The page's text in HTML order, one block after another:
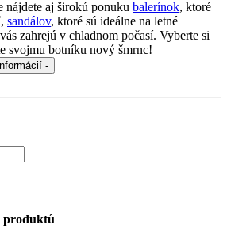
nájdete aj širokú ponuku balerínok, ktoré
sandálov, ktoré sú ideálne na letné
zahrejú v chladnom počasí. Vyberte si
svojmu botníku nový šmrnc!
-
produktů